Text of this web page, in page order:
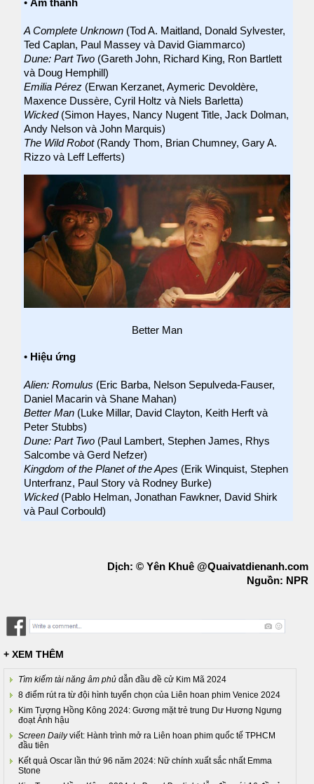
• Âm thanh
A Complete Unknown (Tod A. Maitland, Donald Sylvester,
Ted Caplan, Paul Massey và David Giammarco)
Dune: Part Two (Gareth John, Richard King, Ron Bartlett
và Doug Hemphill)
Emilia Pérez (Erwan Kerzanet, Aymeric Devoldère,
Maxence Dussère, Cyril Holtz và Niels Barletta)
Wicked(Simon Hayes, Nancy Nugent Title, Jack Dolman,
Andy Nelson và John Marquis)
The Wild Robot(Randy Thom, Brian Chumney, Gary A.
Rizzo và Leff Lefferts)
Better Man
• Hiệu ứng
Alien: Romulus (Eric Barba, Nelson Sepulveda-Fauser,
Daniel Macarin và Shane Mahan)
Better Man (Luke Millar, David Clayton, Keith Herft và
Peter Stubbs)
Dune: Part Two (Paul Lambert, Stephen James, Rhys
Salcombe và Gerd Nefzer)
Kingdom of the Planet of the Apes (Erik Winquist, Stephen
Unterfranz, Paul Story và Rodney Burke)
Wicked(Pablo Helman, Jonathan Fawkner, David Shirk
và Paul Corbould)
Dịch: © Yên Khuê @Quaivatdienanh.com
Nguồn: NPR
+ XEM THÊM
Tìm kiếm tài năng âm phủ dẫn đầu đề cử Kim Mã 2024
8 điểm rút ra từ đội hình tuyển chọn của Liên hoan phim Venice 2024
Kim Tượng Hồng Kông 2024: Gương mặt trẻ trung Dư Hương Ngưng
đoạt Ảnh hậu
Screen Dailyviết: Hành trình mở ra Liên hoan phim quốc tế TPHCM
đầu tiên
Kết quả Oscar lần thứ 96 năm 2024: Nữ chính xuất sắc nhất Emma
Stone